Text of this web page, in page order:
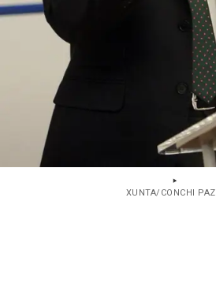
XUNTA/CONCHI PAZ